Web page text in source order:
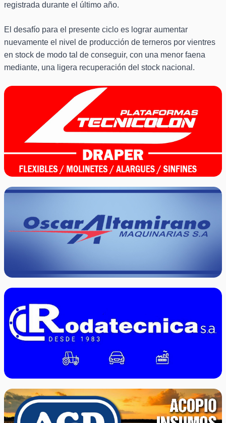
registrada durante el último año.
El desafío para el presente ciclo es lograr aumentar
nuevamente el nivel de producción de terneros por vientres
en stock de modo tal de conseguir, con una menor faena
mediante, una ligera recuperación del stock nacional.